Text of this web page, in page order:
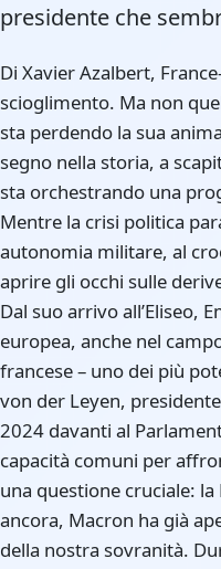
presidente che
Di Xavier Azalbert, France-Soir Una nuova tappa nella follia distruttiva firmata Emmanuel Macron: lo scioglimento. Ma non quello dell’Assemblea nazionale. No. Lo scioglimento dell’esercito francese! La Francia sta perdendo la sua anima sotto l’impulso di un presidente che sembra disposto a tutto pur di lasciare il segno nella storia, a scapito della sovranità nazionale? Emmanuel Macron, fedele al suo “allo stesso tempo”, sta orchestrando una progressiva dissoluzione dell’identità francese, dalla sua industria al suo esercito? Mentre la crisi politica paralizza il Paese, incombe una minaccia più grave: quella di un’erosione della nostra autonomia militare, al crocevia tra ambizioni europee e retorica bellicosa. Ecco perché i francesi devono aprire gli occhi sulle derive in corso. Una dissoluzione istituzionale: l’esercito francese sotto la tutela europea? Dal suo arrivo all’Eliseo, Emmanuel Macron ha manifestato una chiara ambizione: accelerare l’integrazione europea, anche nel campo della difesa. Questo progetto, tutt’altro che innocuo, potrebbe ridurre l’esercito francese – uno dei più potenti d’Europa – a un semplice ingranaggio di un futuro «esercito europeo. Ursula von der Leyen, presidente della Commissione europea, ha dato il tono nel suo discorso del 10 settembre 2024 davanti al Parlamento europeo: «Dobbiamo costruire una vera Unione della difesa europea, con capacità comuni per affrontare le minacce del XXI secolo (1). Questo progetto, sostenuto da Macron, solleva una questione cruciale: la Francia è pronta a cedere il controllo delle sue forze armate a Bruxelles? Peggio ancora, Macron ha già aperto la porta a una mutualizzazione della deterrenza nucleare francese, un pilastro della nostra sovranità. Durante un discorso all’École militaire nel gennaio 2020, ha dichiarato: «La deterrenza nucleare francese deve inserirsi in una dimensione europea, in dialogo con i nostri partner. Se questa idea può sembrare allettante in una logica di cooperazione, rischia di indebolire l’indipendenza strategica della Francia, l’unica nazione europea dotata di armi nucleari. Un esercito francese integrato in una struttura sovranazionale, sotto la guida di una Commissione europea con poteri crescenti, sarebbe ancora al servizio dei francesi? O diventerebbe uno strumento al servizio delle ambizioni personali di Macron, che, secondo alcuni osservatori, mirerebbe alla presidenza della Commissione europea dopo il suo mandato all’Eliseo? Va anche